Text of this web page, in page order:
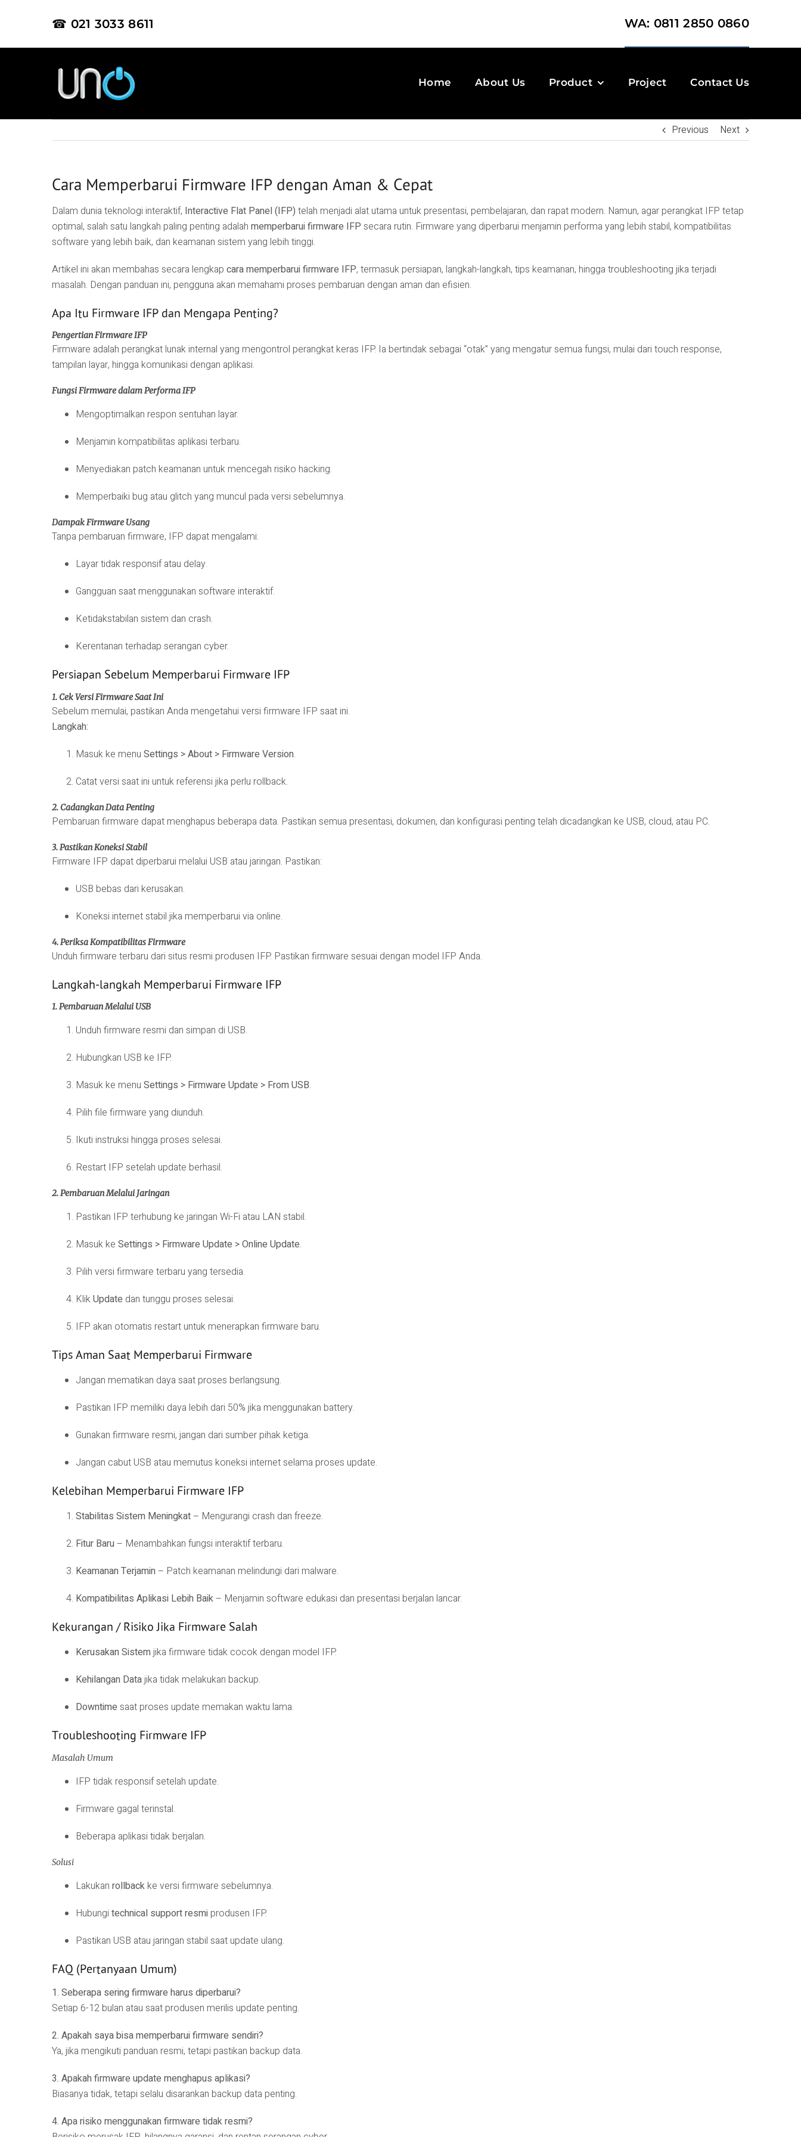
☎ 021 3033 8611 WA: 0811 2850 0860
Home About Us Product Project Contact Us
Previous Next
Cara Memperbarui Firmware IFP dengan Aman & Cepat
Dalam dunia teknologi interaktif, Interactive Flat Panel (IFP) telah menjadi alat utama untuk presentasi, pembelajaran, dan rapat modern. Namun, agar perangkat IFP tetap
optimal, salah satu langkah paling penting adalah memperbarui firmware IFP secara rutin. Firmware yang diperbarui menjamin performa yang lebih stabil, kompatibilitas
software yang lebih baik, dan keamanan sistem yang lebih tinggi.
Artikel ini akan membahas secara lengkap cara memperbarui firmware IFP, termasuk persiapan, langkah-langkah, tips keamanan, hingga troubleshooting jika terjadi
masalah. Dengan panduan ini, pengguna akan memahami proses pembaruan dengan aman dan efisien.
Apa Itu Firmware IFP dan Mengapa Penting?
Pengertian Firmware IFP
Firmware adalah perangkat lunak internal yang mengontrol perangkat keras IFP. Ia bertindak sebagai “otak” yang mengatur semua fungsi, mulai dari touch response,
tampilan layar, hingga komunikasi dengan aplikasi.
Fungsi Firmware dalam Performa IFP
Mengoptimalkan respon sentuhan layar.
Menjamin kompatibilitas aplikasi terbaru.
Menyediakan patch keamanan untuk mencegah risiko hacking.
Memperbaiki bug atau glitch yang muncul pada versi sebelumnya.
Dampak Firmware Usang
Tanpa pembaruan firmware, IFP dapat mengalami:
Layar tidak responsif atau delay.
Gangguan saat menggunakan software interaktif.
Ketidakstabilan sistem dan crash.
Kerentanan terhadap serangan cyber.
Persiapan Sebelum Memperbarui Firmware IFP
1. Cek Versi Firmware Saat Ini
Sebelum memulai, pastikan Anda mengetahui versi firmware IFP saat ini.
Langkah:
Masuk ke menu Settings > About > Firmware Version.
Catat versi saat ini untuk referensi jika perlu rollback.
2. Cadangkan Data Penting
Pembaruan firmware dapat menghapus beberapa data. Pastikan semua presentasi, dokumen, dan konfigurasi penting telah dicadangkan ke USB, cloud, atau PC.
3. Pastikan Koneksi Stabil
Firmware IFP dapat diperbarui melalui USB atau jaringan. Pastikan:
USB bebas dari kerusakan.
Koneksi internet stabil jika memperbarui via online.
4. Periksa Kompatibilitas Firmware
Unduh firmware terbaru dari situs resmi produsen IFP. Pastikan firmware sesuai dengan model IFP Anda.
Langkah-langkah Memperbarui Firmware IFP
1. Pembaruan Melalui USB
Unduh firmware resmi dan simpan di USB.
Hubungkan USB ke IFP.
Masuk ke menu Settings > Firmware Update > From USB.
Pilih file firmware yang diunduh.
Ikuti instruksi hingga proses selesai.
Restart IFP setelah update berhasil.
2. Pembaruan Melalui Jaringan
Pastikan IFP terhubung ke jaringan Wi-Fi atau LAN stabil.
Masuk ke Settings > Firmware Update > Online Update.
Pilih versi firmware terbaru yang tersedia.
KlikUpdate dan tunggu proses selesai.
IFP akan otomatis restart untuk menerapkan firmware baru.
Tips Aman Saat Memperbarui Firmware
Jangan mematikan daya saat proses berlangsung.
Pastikan IFP memiliki daya lebih dari 50% jika menggunakan battery.
Gunakan firmware resmi, jangan dari sumber pihak ketiga.
Jangan cabut USB atau memutus koneksi internet selama proses update.
Kelebihan Memperbarui Firmware IFP
Stabilitas Sistem Meningkat– Mengurangi crash dan freeze.
Fitur Baru– Menambahkan fungsi interaktif terbaru.
Keamanan Terjamin– Patch keamanan melindungi dari malware.
Kompatibilitas Aplikasi Lebih Baik– Menjamin software edukasi dan presentasi berjalan lancar.
Kekurangan / Risiko Jika Firmware Salah
Kerusakan Sistemjika firmware tidak cocok dengan model IFP.
Kehilangan Datajika tidak melakukan backup.
Downtime saat proses update memakan waktu lama.
Troubleshooting Firmware IFP
Masalah Umum
IFP tidak responsif setelah update.
Firmware gagal terinstal.
Beberapa aplikasi tidak berjalan.
Solusi
Lakukan rollback ke versi firmware sebelumnya.
Hubungi technical support resmi produsen IFP.
Pastikan USB atau jaringan stabil saat update ulang.
FAQ (Pertanyaan Umum)
1. Seberapa sering firmware harus diperbarui?
Setiap 6-12 bulan atau saat produsen merilis update penting.
2. Apakah saya bisa memperbarui firmware sendiri?
Ya, jika mengikuti panduan resmi, tetapi pastikan backup data.
3. Apakah firmware update menghapus aplikasi?
Biasanya tidak, tetapi selalu disarankan backup data penting.
4. Apa risiko menggunakan firmware tidak resmi?